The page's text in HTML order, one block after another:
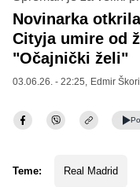
Novinarka
Cityja umire od
"Očajnički želi"
03.06.26. - 22:25, Edmir
Teme: Real Madrid